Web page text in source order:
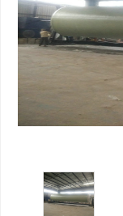
四川玻璃钢
在安装绵阳
使用成都玻